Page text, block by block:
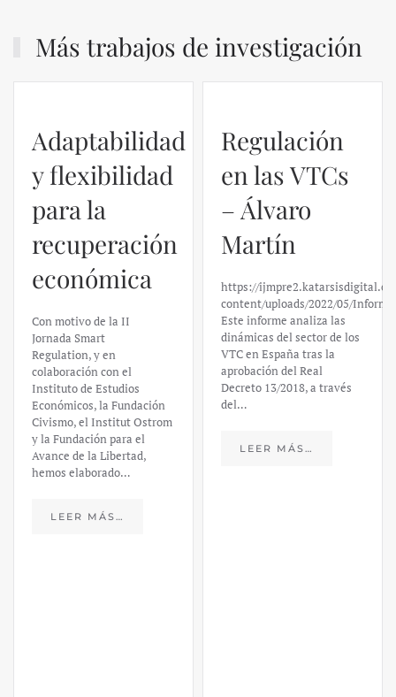
Más trabajos de investigación
Regulación
en las VTCs
– Álvaro
Martín
https://ijmpre2.katarsisdigital.com/wp-
content/uploads/2022/05/Informe_sobre_las_VTC.pdf
Este informe analiza las
dinámicas del sector de los
VTC en España tras la
aprobación del Real
Decreto 13/2018, a través
del…
LEER MÁS…
El caso de
Silicon
Valley Bank:
un análisis
financiero –
Daniel
Fernández